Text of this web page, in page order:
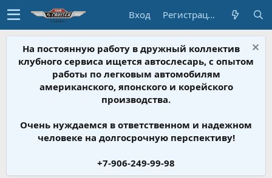
Вход Регистрация
На постоянную работу в дружный коллектив
клубного сервиса ищется автослесарь, с опытом
работы по легковым автомобилям
американского, японского и корейского
производства.
Очень нуждаемся в ответственном и надежном
человеке на долгосрочную перспективу!
+7-906-249-99-98